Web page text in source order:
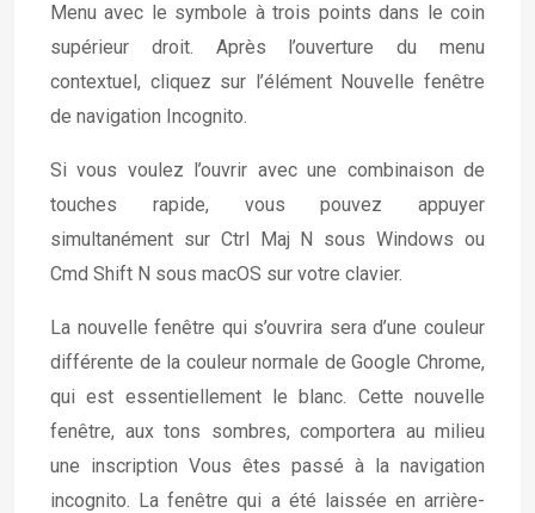
Menu avec le symbole à trois points dans le coin
supérieur droit. Après l’ouverture du menu
contextuel, cliquez sur l’élément Nouvelle fenêtre
de navigation Incognito.
Si vous voulez l’ouvrir avec une combinaison de
touches rapide, vous pouvez appuyer
simultanément sur Ctrl Maj N sous Windows ou
Cmd Shift N sous macOS sur votre clavier.
La nouvelle fenêtre qui s’ouvrira sera d’une couleur
différente de la couleur normale de Google Chrome,
qui est essentiellement le blanc. Cette nouvelle
fenêtre, aux tons sombres, comportera au milieu
une inscription Vous êtes passé à la navigation
incognito. La fenêtre qui a été laissée en arrière-